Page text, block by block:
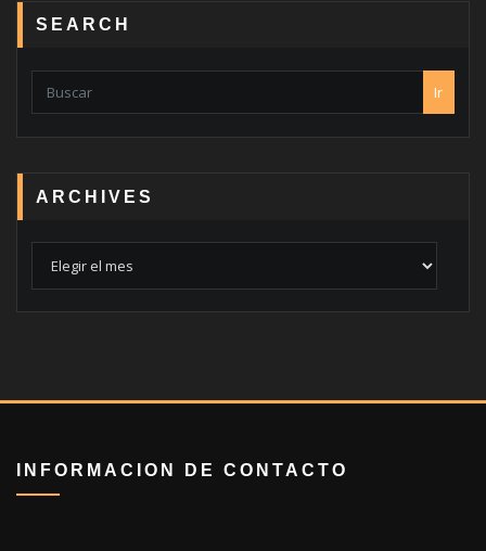
SEARCH
Ir
ARCHIVES
INFORMACION DE CONTACTO